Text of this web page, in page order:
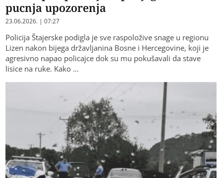
pucnja upozorenja
23.06.2026. | 07:27
Policija Štajerske podigla je sve raspoložive snage u regionu
Lizen nakon bijega državljanina Bosne i Hercegovine, koji je
agresivno napao policajce dok su mu pokušavali da stave
lisice na ruke. Kako …